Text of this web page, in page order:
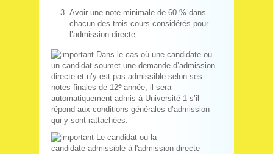
Avoir une note minimale de 60 % dans
chacun des trois cours considérés pour
l’admission directe.
Dans le cas où une candidate ou
un candidat soumet une demande d’admission
directe et n’y est pas admissible selon ses
notes finales de 12e année, il sera
automatiquement admis à Université 1 s’il
répond aux conditions générales d’admission
qui y sont rattachées.
Le candidat ou la
candidate admissible à l'admission directe